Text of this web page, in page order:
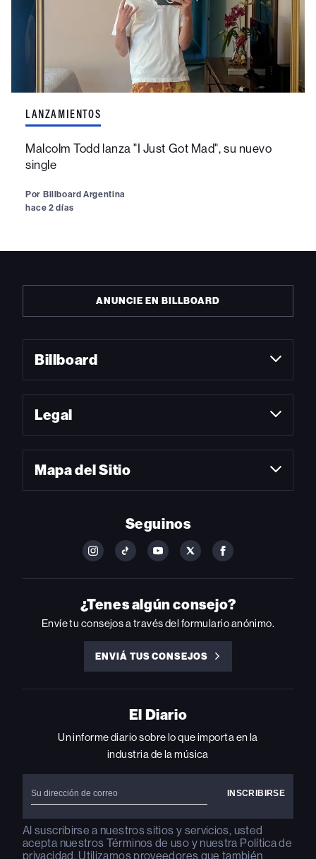
LANZAMIENTOS
Malcolm Todd lanza "I Just Got Mad", su nuevo
single
Por Billboard Argentina
hace 2 días
ANUNCIE EN BILLBOARD
Billboard
Legal
Mapa del Sitio
Seguinos
FOLLOW
ON
INSTAGRAM
FOLLOW
ON
YOUTUBE
FOLLOW
ON
YOUTUBE
FOLLOW
ON
FOLLOW
ON
FACEBOOK
¿Tenes algún consejo?
Envíe tu consejos a través del formulario anónimo.
ENVIÁ TUS CONSEJOS
ENVIÁ
CONSEJOS
El Diario
Un informe diario sobre lo que importa en la
industria de la música
Al suscribirse a nuestros sitios y servicios, usted
acepta nuestros Términos de uso y nuestra Política de
privacidad. Utilizamos proveedores que también